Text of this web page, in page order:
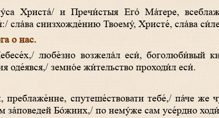
сла́ва снизхожде́нию Твоему́, Христе́, сла́ва
о нас.
оде́явся,/ земно́е жи́тельство проходи́л еси́.
за́поведей Бо́жиих,/ по нему́же сам усе́рдно